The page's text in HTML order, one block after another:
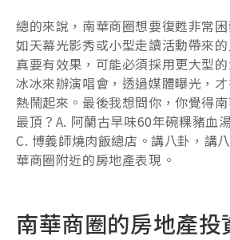
總的來說，南華商圈想要復甦非常
如天幕光影秀或小型走讀活動帶來
真要有效果，可能必須採用更大型
冰冰來辦演唱會，透過媒體曝光，
熱鬧起來。最後我想問你，你覺得
最頂？A. 阿蘭古早味60年碗粿豬血
C. 博義師燒肉飯總店。講八卦，講
華商圈附近的房地產表現。
南華商圈的房地產投